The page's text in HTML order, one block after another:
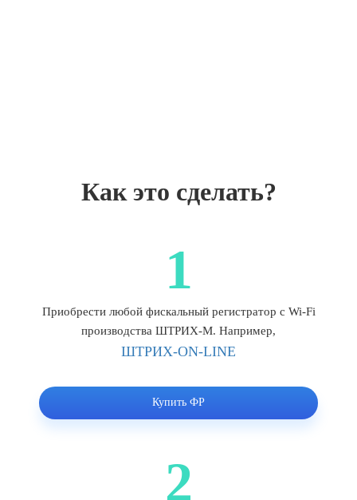
Как это сделать?
1
Приобрести любой фискальный регистратор с Wi-Fi
производства ШТРИХ-М. Например,
ШТРИХ-ON-LINE
Купить ФР
2